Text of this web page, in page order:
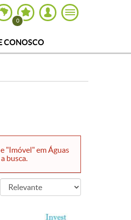
0
CONOSCO
"Imóvel" em Águas
busca.